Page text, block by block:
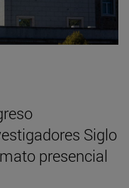
Siglo
presencial